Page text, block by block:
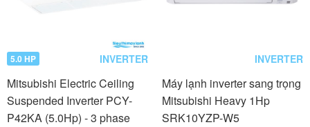
5.0 HP INVERTER
Mitsubishi Electric Ceiling
Suspended Inverter PCY-
P42KA (5.0Hp) - 3 phase
INVERTER
Máy lạnh inverter sang trọng
Mitsubishi Heavy 1Hp
SRK10YZP-W5